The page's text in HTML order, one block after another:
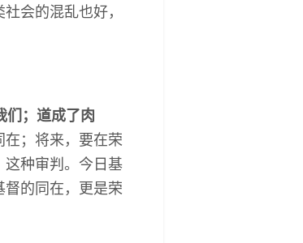
会的混乱也好，
们；道成了肉
；将来，要在荣
种审判。今日基
的同在，更是荣